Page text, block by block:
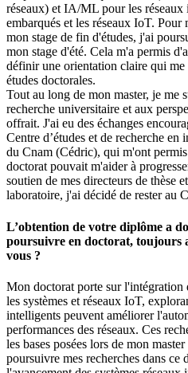
réseaux) et IA/ML pour les réseaux
embarqués et les réseaux IoT. Pour
mon stage de fin d'études, j'ai
mon stage d'été. Cela m'a permis
définir une orientation claire qui
études doctorales.
Tout au long de mon master, je me
recherche universitaire et aux
offrait. J'ai eu des échanges
Centre d’études et de recherche
du Cnam (Cédric), qui m'ont
doctorat pouvait m'aider à
soutien de mes directeurs de thèse
laboratoire, j'ai décidé de rester au
L’obtention de votre diplôme a
poursuivre en doctorat, toujours
vous ?
Mon doctorat porte sur l'intégration
les systèmes et réseaux IoT,
intelligents peuvent améliorer
performances des réseaux. Ces
les bases posées lors de mon
poursuivre mes recherches dans ce